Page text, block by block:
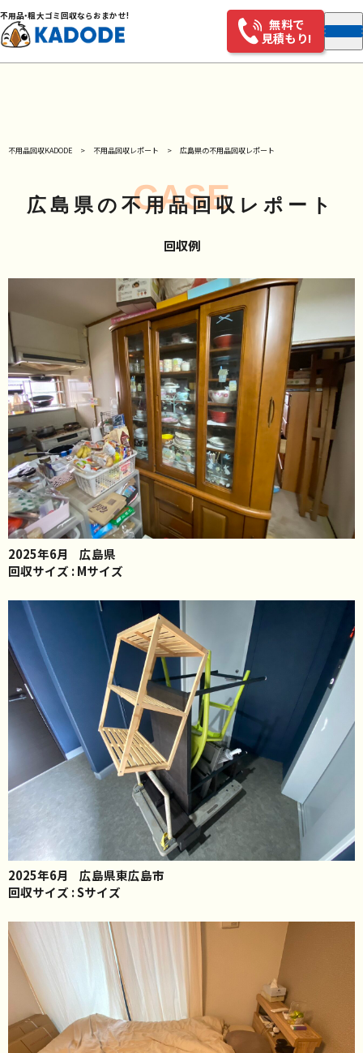
不用品・粗大ゴミ回収ならおまかせ!
無料で
見積もり!
不用品回収KADODE 不用品回収レポート 広島県の不用品回収レポート
CASE
広島県の不用品回収レポート
回収例
2025年6月
広島県
回収サイズ : Mサイズ
2025年6月
広島県東広島市
回収サイズ : Sサイズ